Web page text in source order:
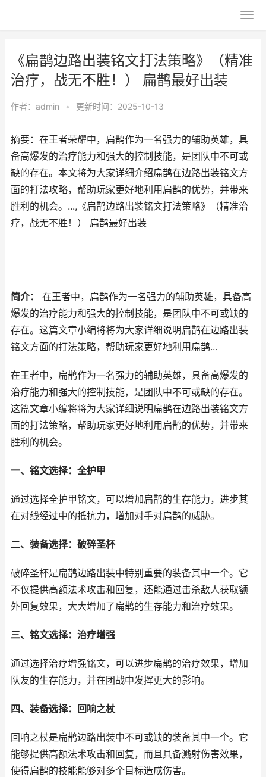
《扁鹊边路出装铭文打法策略》（精准
治疗，战无不胜！） 扁鹊最好出装
作者： admin • 更新时间：2025-10-13
摘要：在王者荣耀中，扁鹊作为一名强力的辅助英雄，具
备高爆发的治疗能力和强大的控制技能，是团队中不可或
缺的存在。本文将为大家详细介绍扁鹊在边路出装铭文方
面的打法攻略，帮助玩家更好地利用扁鹊的优势，并带来
胜利的机会。...,《扁鹊边路出装铭文打法策略》（精准治
疗，战无不胜！） 扁鹊最好出装
简介：
在王者中，扁鹊作为一名强力的辅助英雄，具备高
爆发的治疗能力和强大的控制技能，是团队中不可或缺的
存在。这篇文章小编将将为大家详细说明扁鹊在边路出装
铭文方面的打法策略，帮助玩家更好地利用扁鹊...
在王者中，扁鹊作为一名强力的辅助英雄，具备高爆发的
治疗能力和强大的控制技能，是团队中不可或缺的存在。
这篇文章小编将将为大家详细说明扁鹊在边路出装铭文方
面的打法策略，帮助玩家更好地利用扁鹊的优势，并带来
胜利的机会。
一、铭文选择：全护甲
通过选择全护甲铭文，可以增加扁鹊的生存能力，进步其
在对线经过中的抵抗力，增加对手对扁鹊的威胁。
二、装备选择：破碎圣杯
破碎圣杯是扁鹊边路出装中特别重要的装备其中一个。它
不仅提供高额法术攻击和回复，还能通过击杀敌人获取额
外回复效果，大大增加了扁鹊的生存能力和治疗效果。
三、铭文选择：治疗增强
通过选择治疗增强铭文，可以进步扁鹊的治疗效果，增加
队友的生存能力，并在团战中发挥更大的影响。
四、装备选择：回响之杖
回响之杖是扁鹊边路出装中不可或缺的装备其中一个。它
能够提供高额法术攻击和回复，而且具备溅射伤害效果，
使得扁鹊的技能能够对多个目标造成伤害。